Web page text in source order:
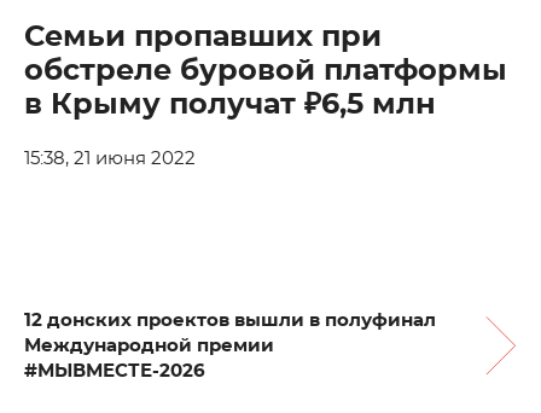
Семьи пропавших при
обстреле буровой платформы
в Крыму получат ₽6,5 млн
15:38, 21 июня 2022
12 донских проектов вышли в полуфинал
Международной премии
#МЫВМЕСТЕ-2026